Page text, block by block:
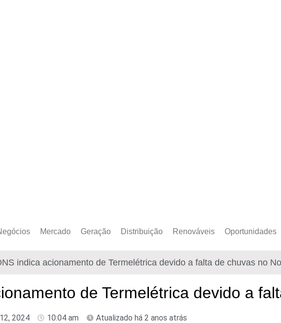
Mercado
Mercado Livre
Geração
Autoprodução
Solar
Distribuição Renováveis
Sustentabilidade
Mobilidade Elétrica
Transição Energética
Oportunidades
Emprego
Formação
indica acionamento de Termelétrica devido a falta de chuvas no
de Termelétrica devido a
2024 10:04 am Atualizado há 2 anos atrás